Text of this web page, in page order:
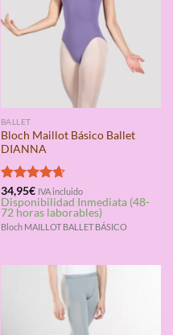
BALLET
Bloch Maillot Básico Ballet
DIANNA
Valorado
con4.67
de 5
34,95€ IVA incluido
Disponibilidad Inmediata (48-
72 horas laborables)
Bloch MAILLOT BALLET BÁSICO